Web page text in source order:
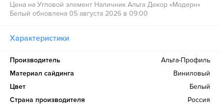
Цена на Угловой элемент Наличник Альта Декор «Модерн»
Белый обновлена 05 августа 2026 в 09:00
Характеристики
Производитель
Альта-Профиль
Материал сайдинга
Виниловый
Цвет
Белый
Страна производителя
Россия